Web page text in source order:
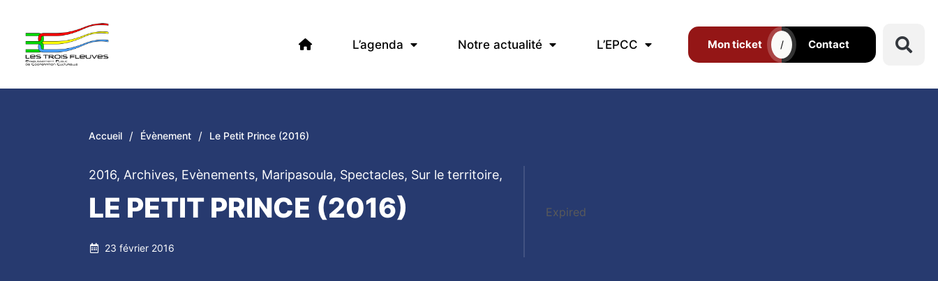
L’agenda Notre actualité L’EPCC Mon ticket / Contact
Accueil / Évènement / Le Petit Prince (2016)
2016, Archives, Evènements, Maripasoula, Spectacles, Sur le territoire,
LE PETIT PRINCE (2016)
23 février 2016
Expired